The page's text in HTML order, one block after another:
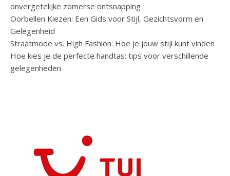
onvergetelijke zomerse ontsnapping
Oorbellen Kiezen: Een Gids voor Stijl, Gezichtsvorm en
Gelegenheid
Straatmode vs. High Fashion: Hoe je jouw stijl kunt vinden
Hoe kies je de perfecte handtas: tips voor verschillende
gelegenheden